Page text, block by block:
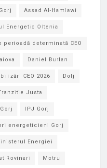
Assad Al-Hamlawi
Energetic Oltenia
perioadă determinată CEO
Daniel Burlan
CEO 2026 Dolj
Justa
Gorj IPJ Gorj
energeticieni Gorj
Energiei
Rovinari Motru